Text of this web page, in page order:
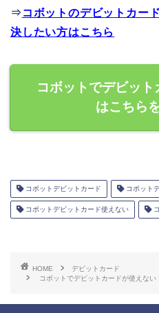
⇒ コボットのデビットカー
決したい方はこちら
コボットでデビッ
はこちら
コボットデビットカード コボット
コボットデビットカード使えない
HOME
デビットカード
コボットでデビットカードが使えない